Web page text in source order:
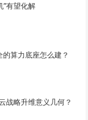
”有望化解
的算力底座怎么建？
战略升维意义几何？